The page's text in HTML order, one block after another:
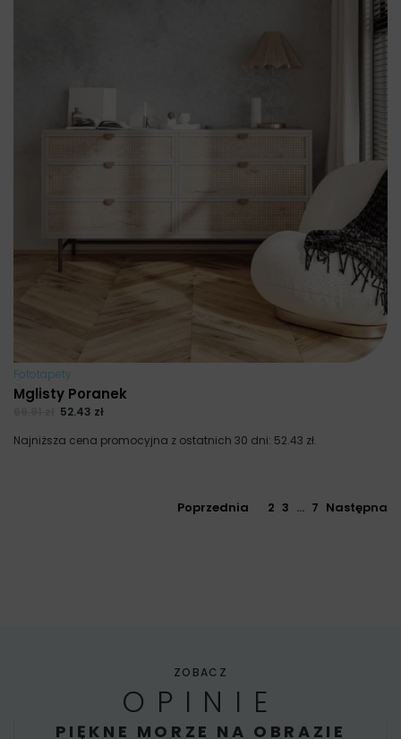
Fototapety
Mglisty Poranek
52.43 zł
Najniższa cena promocyjna z ostatnich 30 dni: 52.43 zł.
Poprzednia 2 3 … 7 Następna
ZOBACZ
OPINIE
PIĘKNE MORZE NA OBRAZIE